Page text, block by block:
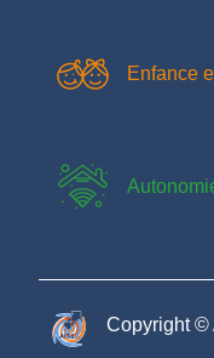
Enfance
Copyright ©